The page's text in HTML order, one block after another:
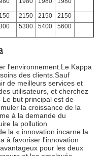
2150 2150
2150
5300 5400 5600
l'environnement. Le Kappa
des clients. Sauf
de meilleurs services et
utilisateurs, et cherchez
but principal est de
la croissance de la
à la demande du
la pollution
la « innovation incarne la
à favoriser l'innovation
pour les deux